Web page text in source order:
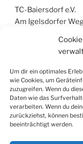
Um dir ein optimales
wie Cookies, um
zuzugreifen. Wenn du
Daten wie das
verarbeiten. Wenn du
zurückziehst, können
beeinträchtigt werden.
TC-Baiersdorf e.V.
Am Igelsdorfer
info@tc-
Impressum
Aktuelles
Mannschaften
Mitglied werden